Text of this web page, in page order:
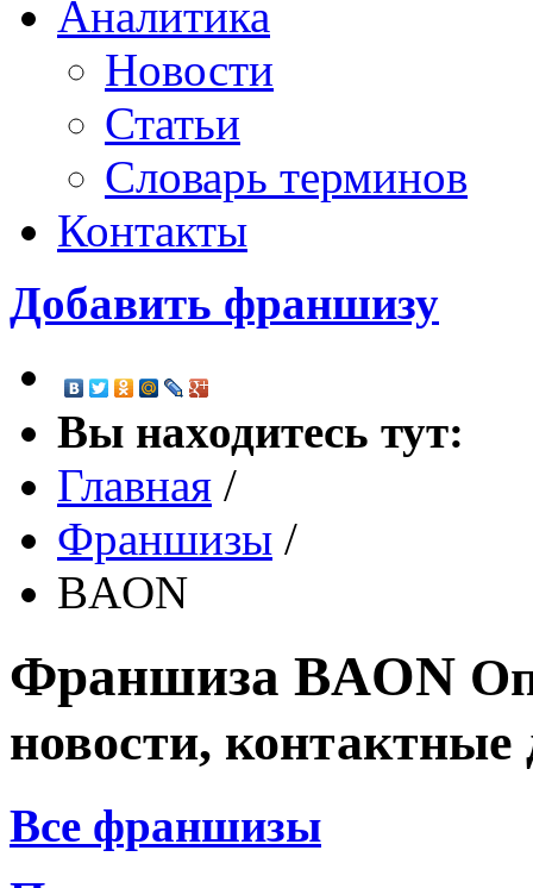
Аналитика
Новости
Статьи
Словарь терминов
Контакты
Добавить франшизу
Вы находитесь тут:
Главная /
Франшизы /
BAON
Франшиза BAON
новости,
Все франшизы